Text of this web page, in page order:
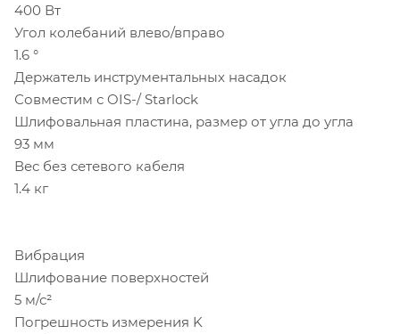
400 Вт
Угол колебаний влево/вправо
1.6 °
Держатель инструментальных насадок
Совместим с OIS-/ Starlock
Шлифовальная пластина, размер от угла до угла
93 мм
Вес без сетевого кабеля
1.4 кг
Вибрация
Шлифование поверхностей
5 м/с²
Погрешность измерения K